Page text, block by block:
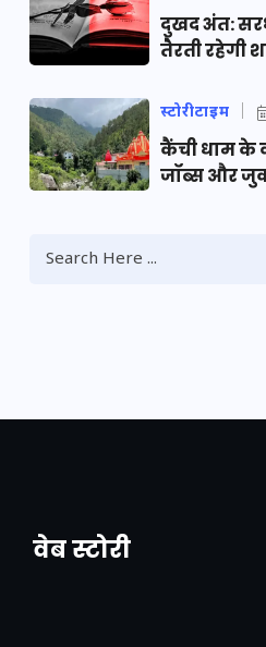
दुखद अंत:
तैरती रहेगी
स्टोरीटाइम
कैंची धाम के
जॉब्स और
वेब स्टोरी
नया एक्सप्रेसवे: पूर्वांचल